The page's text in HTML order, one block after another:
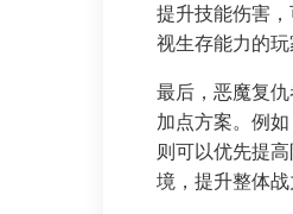
提升技能伤害
视生存能力的
最后，恶魔复
加点方案。例
则可以优先提
境，提升整体战